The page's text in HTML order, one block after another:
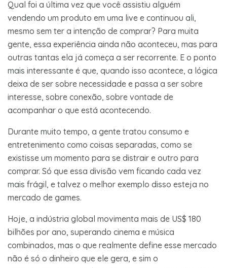
Qual foi a última vez que você assistiu alguém
vendendo um produto em uma live e continuou ali,
mesmo sem ter a intenção de comprar? Para muita
gente, essa experiência ainda não aconteceu, mas para
outras tantas ela já começa a ser recorrente. E o ponto
mais interessante é que, quando isso acontece, a lógica
deixa de ser sobre necessidade e passa a ser sobre
interesse, sobre conexão, sobre vontade de
acompanhar o que está acontecendo.
Durante muito tempo, a gente tratou consumo e
entretenimento como coisas separadas, como se
existisse um momento para se distrair e outro para
comprar. Só que essa divisão vem ficando cada vez
mais frágil, e talvez o melhor exemplo disso esteja no
mercado de games.
Hoje, a indústria global movimenta mais de US$ 180
bilhões por ano, superando cinema e música
combinados, mas o que realmente define esse mercado
não é só o dinheiro que ele gera, e sim o